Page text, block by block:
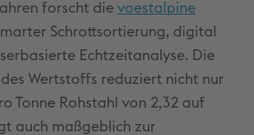
forscht die voestalpine
Schrottsortierung, digital
Echtzeitanalyse. Die
Wertstoffs reduziert nicht nur
Tonne Rohstahl von 2,32 auf
auch maßgeblich zur